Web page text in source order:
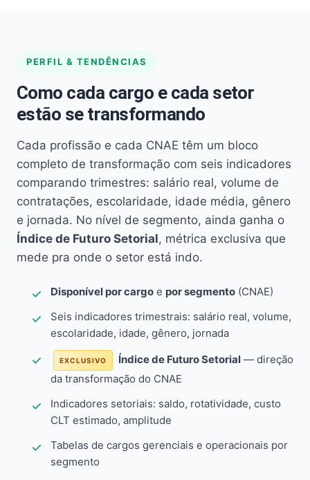
PERFIL & TENDÊNCIAS
Como cada cargo e cada setor
estão se transformando
Cada profissão e cada CNAE têm um bloco
completo de transformação com seis indicadores
comparando trimestres: salário real, volume de
contratações, escolaridade, idade média, gênero
e jornada. No nível de segmento, ainda ganha o
Índice de Futuro Setorial, métrica exclusiva que
mede pra onde o setor está indo.
Disponível por cargo e por segmento (CNAE)
Seis indicadores trimestrais: salário real, volume,
escolaridade, idade, gênero, jornada
EXCLUSIVO Índice de Futuro Setorial — direção
da transformação do CNAE
Indicadores setoriais: saldo, rotatividade, custo
CLT estimado, amplitude
Tabelas de cargos gerenciais e operacionais por
segmento